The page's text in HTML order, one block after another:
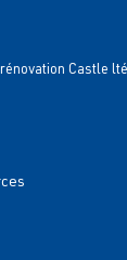
Castle